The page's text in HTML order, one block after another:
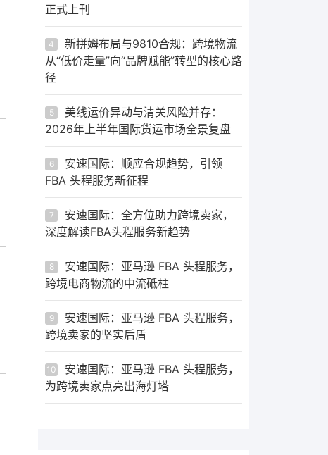
正式上刊
4
新拼姆布局与9810合规：跨境物流
从“低价走量”向“品牌赋能”转型的核心路
径
5
美线运价异动与清关风险并存：
2026年上半年国际货运市场全景复盘
6
安速国际：顺应合规趋势，引领
FBA 头程服务新征程
7
安速国际：全方位助力跨境卖家，
深度解读FBA头程服务新趋势
8
安速国际：亚马逊 FBA 头程服务，
跨境电商物流的中流砥柱
9
安速国际：亚马逊 FBA 头程服务，
跨境卖家的坚实后盾
10
安速国际：亚马逊 FBA 头程服务，
为跨境卖家点亮出海灯塔